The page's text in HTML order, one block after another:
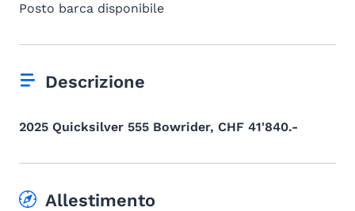
Posto barca disponibile
Descrizione
2025 Quicksilver 555 Bowrider, CHF 41'840.-
Allestimento